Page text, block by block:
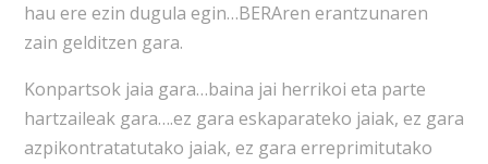
hau ere ezin dugula egin…BERAren erantzunaren
zain gelditzen gara.
Konpartsok jaia gara…baina jai herrikoi eta parte
hartzaileak gara….ez gara eskaparateko jaiak, ez gara
azpikontratatutako jaiak, ez gara erreprimitutako